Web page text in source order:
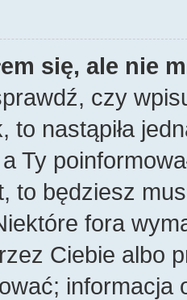
się, ale nie
czy
to nastąpiła
a Ty
to będziesz
fora
Ciebie albo